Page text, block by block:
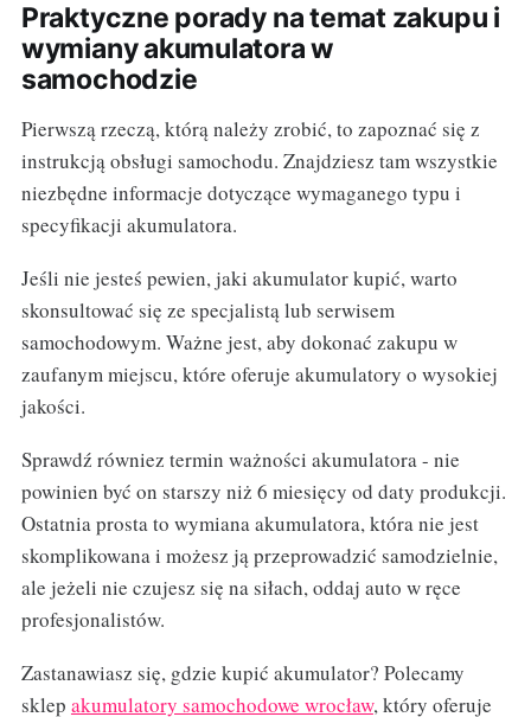
Praktyczne porady na temat zakupu i
wymiany akumulatora w
samochodzie
Pierwszą rzeczą, którą należy zrobić, to zapoznać się z
instrukcją obsługi samochodu. Znajdziesz tam wszystkie
niezbędne informacje dotyczące wymaganego typu i
specyfikacji akumulatora.
Jeśli nie jesteś pewien, jaki akumulator kupić, warto
skonsultować się ze specjalistą lub serwisem
samochodowym. Ważne jest, aby dokonać zakupu w
zaufanym miejscu, które oferuje akumulatory o wysokiej
jakości.
Sprawdź równiez termin ważności akumulatora - nie
powinien być on starszy niż 6 miesięcy od daty produkcji.
Ostatnia prosta to wymiana akumulatora, która nie jest
skomplikowana i możesz ją przeprowadzić samodzielnie,
ale jeżeli nie czujesz się na siłach, oddaj auto w ręce
profesjonalistów.
Zastanawiasz się, gdzie kupić akumulator? Polecamy
sklep akumulatory samochodowe wrocław, który oferuje